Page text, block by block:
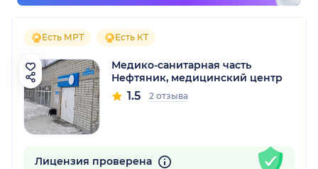
Есть МРТ Есть КТ
Медико-санитарная часть
Нефтяник, медицинский центр
1.5 2 отзыва
Лицензия проверена